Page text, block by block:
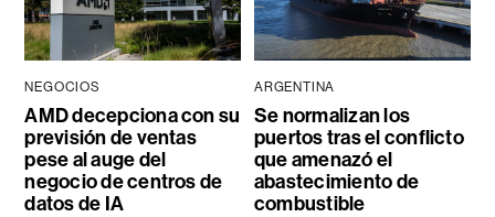
NEGOCIOS
AMD decepciona con su
previsión de ventas
pese al auge del
negocio de centros de
datos de IA
ARGENTINA
Se normalizan los
puertos tras el conflicto
que amenazó el
abastecimiento de
combustible